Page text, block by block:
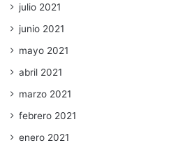
julio 2021
junio 2021
mayo 2021
abril 2021
marzo 2021
febrero 2021
enero 2021